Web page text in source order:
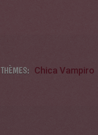
THÈMES: Chica Vampiro